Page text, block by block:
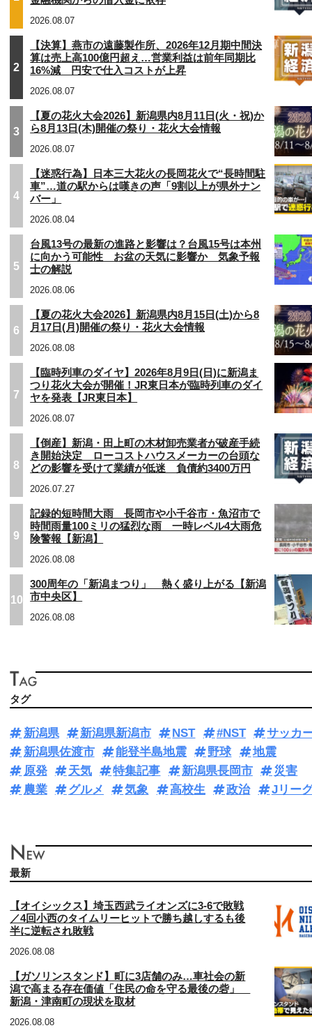
2026.08.07
2
【決算】燕市の遠藤製作所、2026年12月期中間決
算は売上高100億円超え…営業利益は前年同期比
16%減 円安で仕入コストが上昇
2026.08.07
3
【夏の花火大会2026】新潟県内8月11日(火・祝)か
ら8月13日(木)開催の祭り・花火大会情報
2026.08.07
4
【迷惑行為】日本三大花火の長岡花火で“長時間駐
車”…道の駅からは嘆きの声「9割以上が県外ナン
バー」
2026.08.04
5
台風13号の最新の進路と影響は？台風15号は本州
に向かう可能性 お盆の天気に影響か 気象予報
士の解説
2026.08.06
6
【夏の花火大会2026】新潟県内8月15日(土)から8
月17日(月)開催の祭り・花火大会情報
2026.08.08
7
【臨時列車のダイヤ】2026年8月9日(日)に新潟ま
つり花火大会が開催！JR東日本が臨時列車のダイ
ヤを発表【JR東日本】
2026.08.07
8
【倒産】新潟・田上町の木材卸売業者が破産手続
き開始決定 ローコストハウスメーカーの台頭な
どの影響を受けて業績が低迷 負債約3400万円
2026.07.27
9
記録的短時間大雨 長岡市や小千谷市・魚沼市で
時間雨量100ミリの猛烈な雨 一時レベル4大雨危
険警報【新潟】
2026.08.08
10
300周年の「新潟まつり」 熱く盛り上がる【新潟
市中央区】
2026.08.08
タグ
新潟県 新潟県新潟市 NST #NST
サッカ
新潟県佐渡市
能登半島地震 野球
地震
原発
天気 特集記事 新潟県長岡市
災害
農業
グルメ 気象 高校生 政治 Jリー
最新
【オイシックス】埼玉西武ライオンズに3‐6で敗戦
／4回小西のタイムリーヒットで勝ち越しするも後
半に逆転され敗戦
2026.08.08
【ガソリンスタンド】町に3店舗のみ…車社会の新
潟で高まる存在価値「住民の命を守る最後の砦」
新潟・津南町の現状を取材
2026.08.08